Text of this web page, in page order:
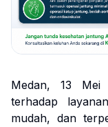
Medan, 13
terhadap
mudah, dan